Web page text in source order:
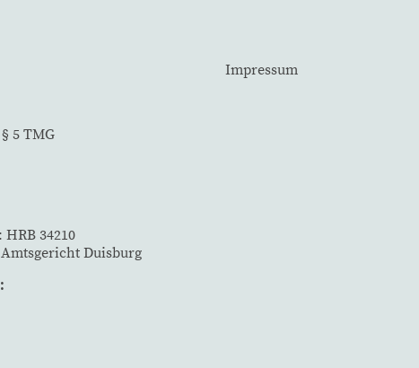
Impressum
5 TMG
34210
Duisburg